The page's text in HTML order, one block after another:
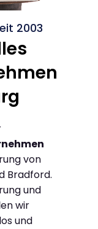
2003
von
Bradford.
und
wir
und